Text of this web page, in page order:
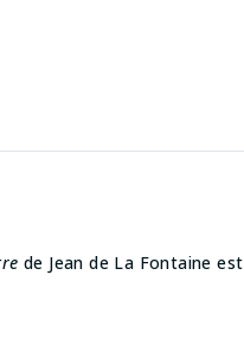
de Jean de La Fontaine est